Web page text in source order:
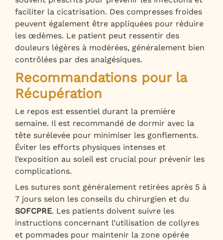
faciliter la cicatrisation. Des compresses froides
peuvent également être appliquées pour réduire
les œdèmes. Le patient peut ressentir des
douleurs légères à modérées, généralement bien
contrôlées par des analgésiques.
Recommandations pour la
Récupération
Le repos est essentiel durant la première
semaine. Il est recommandé de dormir avec la
tête surélevée pour minimiser les gonflements.
Éviter les efforts physiques intenses et
l’exposition au soleil est crucial pour prévenir les
complications.
Les sutures sont généralement retirées après 5 à
7 jours selon les conseils du chirurgien et du
SOFCPRE. Les patients doivent suivre les
instructions concernant l’utilisation de collyres
et pommades pour maintenir la zone opérée